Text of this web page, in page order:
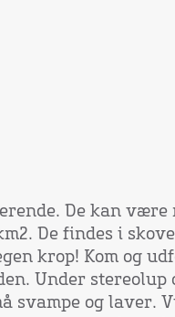
De kan
De findes i
krop! Kom og
Under stereolup
svampe og laver.